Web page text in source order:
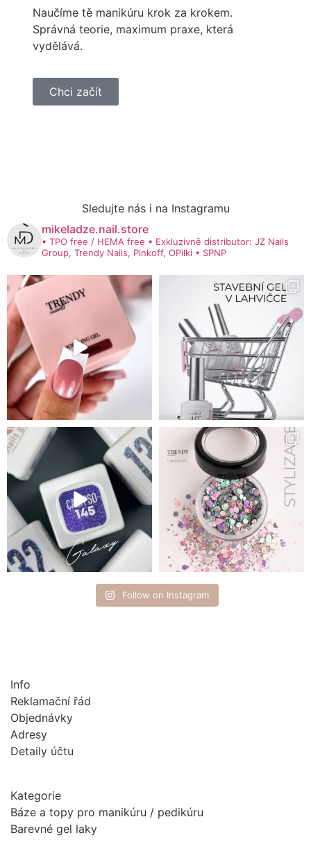
Naučíme tě manikúru krok za krokem.
Správná teorie, maximum praxe, která
vydělává.
Chci začít
Sledujte nás i na Instagramu
mikeladze.nail.store
• TPO free / HEMA free • Exkluzivně distributor: JZ Nails
Group, Trendy Nails, Pinkoff, OPilki • SPNP
Follow on Instagram
Info
Reklamační řád
Objednávky
Adresy
Detaily účtu
Kategorie
Báze a topy pro manikúru / pedikúru
Barevné gel laky